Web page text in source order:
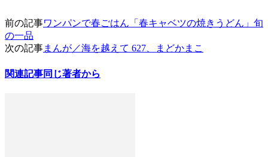
前の記事ワンパンで春ごはん「春キャベツの焼きうどん」旬
の一品
次の記事まんが／海を越えて 627、まどかまこ
関連記事同じ著者から